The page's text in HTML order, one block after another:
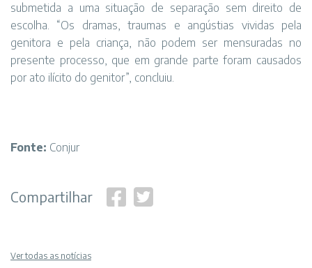
submetida a uma situação de separação sem direito de
escolha. “Os dramas, traumas e angústias vividas pela
genitora e pela criança, não podem ser mensuradas no
presente processo, que em grande parte foram causados
por ato ilícito do genitor”, concluiu.
Fonte: Conjur
Compartilhar
Ver todas as notícias